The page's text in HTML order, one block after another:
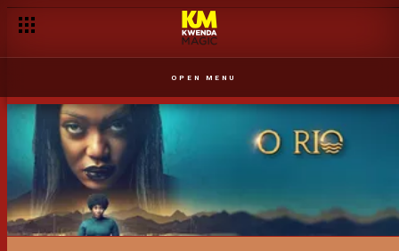
OPEN MENU